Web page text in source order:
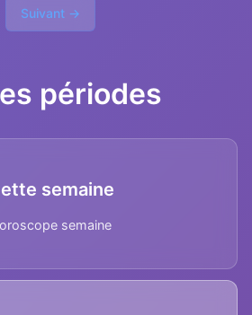
Suivant →
périodes
semaine
semaine